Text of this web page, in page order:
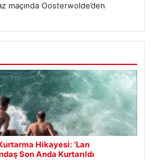
maçında Oosterwolde’den
Hikayesi: ‘Lan
Son Anda Kurtarıldı